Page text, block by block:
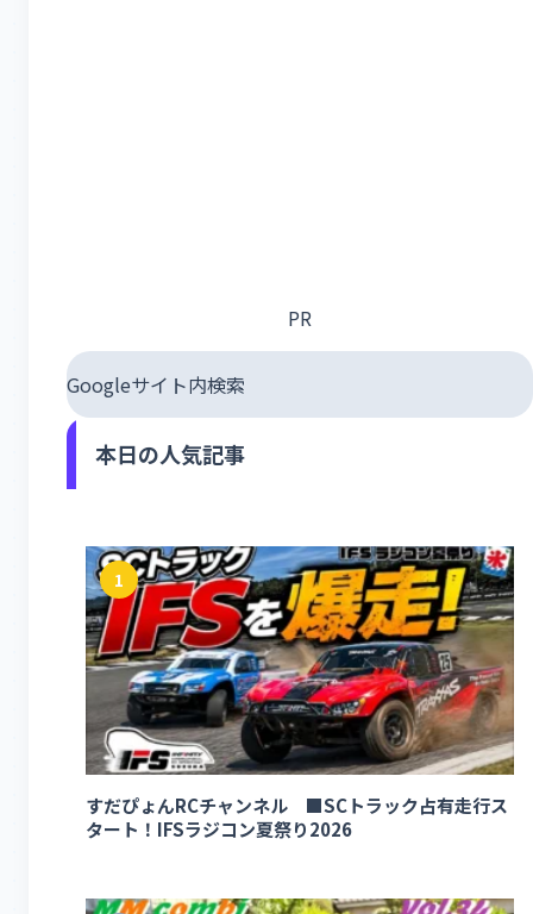
PR
Googleサイト内検索
本日の人気記事
1
すだぴょんRCチャンネル ■SCトラック占有走行ス
タート！IFSラジコン夏祭り2026